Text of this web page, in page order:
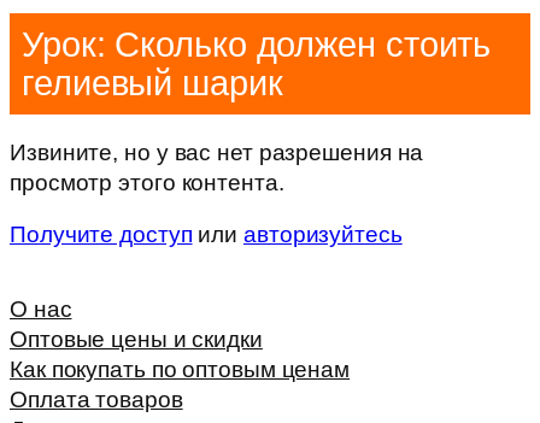
Урок: Сколько должен стоить
гелиевый шарик
Извините, но у вас нет разрешения на
просмотр этого контента.
Получите доступ или авторизуйтесь
О нас
Оптовые цены и скидки
Как покупать по оптовым ценам
Оплата товаров